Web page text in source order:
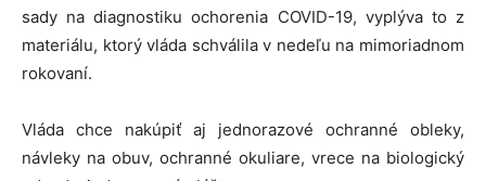
sady na diagnostiku ochorenia COVID-19, vyplýva to z
materiálu, ktorý vláda schválila v nedeľu na mimoriadnom
rokovaní.
Vláda chce nakúpiť aj jednorazové ochranné obleky,
návleky na obuv, ochranné okuliare, vrece na biologický